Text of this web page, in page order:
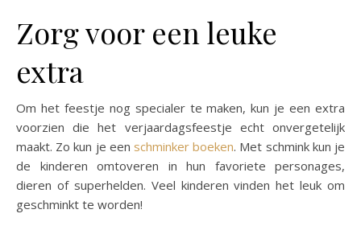
Zorg voor een leuke
extra
Om het feestje nog specialer te maken, kun je een extra
voorzien die het verjaardagsfeestje echt onvergetelijk
maakt. Zo kun je een schminker boeken. Met schmink kun je
de kinderen omtoveren in hun favoriete personages,
dieren of superhelden. Veel kinderen vinden het leuk om
geschminkt te worden!